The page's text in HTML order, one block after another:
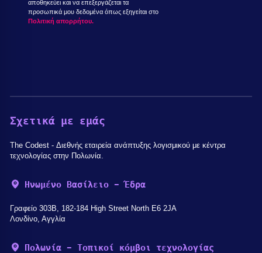
αποθηκεύει και να επεξεργάζεται τα
προσωπικά μου δεδομένα όπως εξηγείται στο
Πολιτική απορρήτου.
Σχετικά με εμάς
The Codest - Διεθνής εταιρεία ανάπτυξης λογισμικού με κέντρα
τεχνολογίας στην Πολωνία.
Ηνωμένο Βασίλειο - Έδρα
Γραφείο 303B, 182-184 High Street North E6 2JA
Λονδίνο, Αγγλία
Πολωνία - Τοπικοί κόμβοι τεχνολογίας